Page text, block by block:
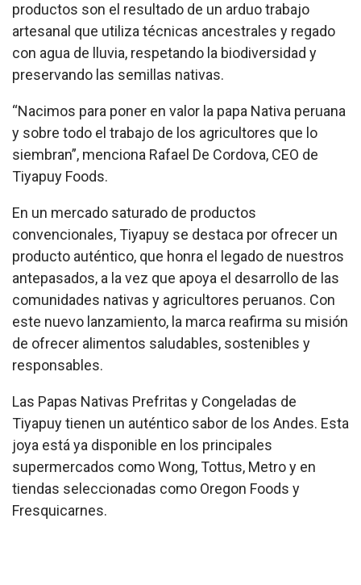
productos son el resultado de un arduo trabajo
artesanal que utiliza técnicas ancestrales y regado
con agua de lluvia, respetando la biodiversidad y
preservando las semillas nativas.
“Nacimos para poner en valor la papa Nativa peruana
y sobre todo el trabajo de los agricultores que lo
siembran”, menciona Rafael De Cordova, CEO de
Tiyapuy Foods.
En un mercado saturado de productos
convencionales, Tiyapuy se destaca por ofrecer un
producto auténtico, que honra el legado de nuestros
antepasados, a la vez que apoya el desarrollo de las
comunidades nativas y agricultores peruanos. Con
este nuevo lanzamiento, la marca reafirma su misión
de ofrecer alimentos saludables, sostenibles y
responsables.
Las Papas Nativas Prefritas y Congeladas de
Tiyapuy tienen un auténtico sabor de los Andes. Esta
joya está ya disponible en los principales
supermercados como Wong, Tottus, Metro y en
tiendas seleccionadas como Oregon Foods y
Fresquicarnes.